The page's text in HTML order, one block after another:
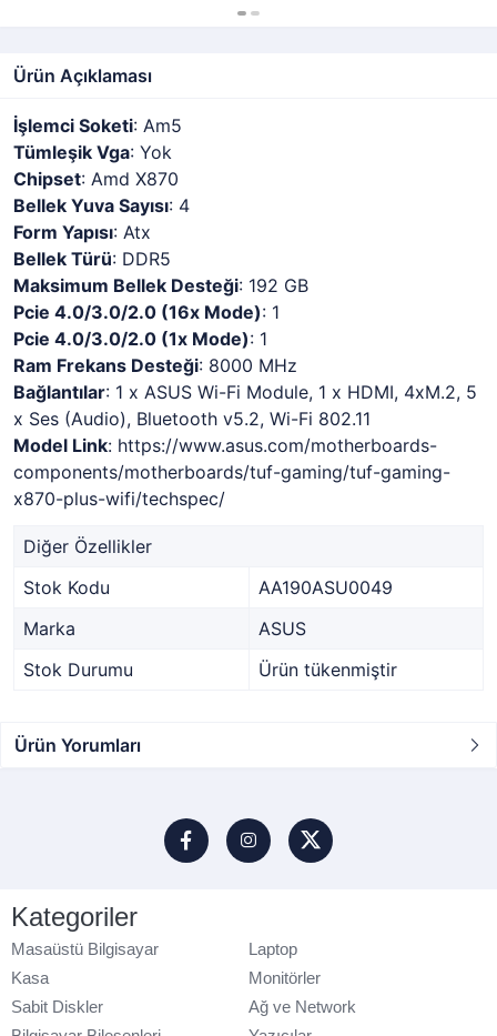
Ürün Açıklaması
İşlemci Soketi: Am5
Tümleşik Vga: Yok
Chipset: Amd X870
Bellek Yuva Sayısı: 4
Form Yapısı: Atx
Bellek Türü: DDR5
Maksimum Bellek Desteği: 192 GB
Pcie 4.0/3.0/2.0 (16x Mode): 1
Pcie 4.0/3.0/2.0 (1x Mode): 1
Ram Frekans Desteği: 8000 MHz
Bağlantılar: 1 x ASUS Wi-Fi Module, 1 x HDMI, 4xM.2, 5
x Ses (Audio), Bluetooth v5.2, Wi-Fi 802.11
Model Link: https://www.asus.com/motherboards-
components/motherboards/tuf-gaming/tuf-gaming-
x870-plus-wifi/techspec/
Diğer Özellikler
Stok Kodu
AA190ASU0049
Marka
ASUS
Stok Durumu
Ürün tükenmiştir
Ürün Yorumları
Kategoriler
Masaüstü Bilgisayar
Laptop
Kasa
Monitörler
Sabit Diskler
Ağ ve Network